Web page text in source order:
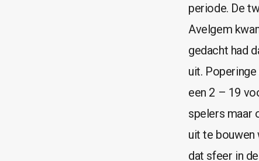
periode. De
Avelgem
gedacht had
uit.
een 2 – 19
spelers maar
uit te bouwen
dat sfeer in